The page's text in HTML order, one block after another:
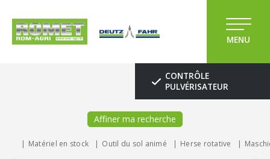
MENU
CONTRÔLE
PULVÉRISATEUR
Affiner ma recherche
Matériel en stock Outil du sol animé Herse rotative